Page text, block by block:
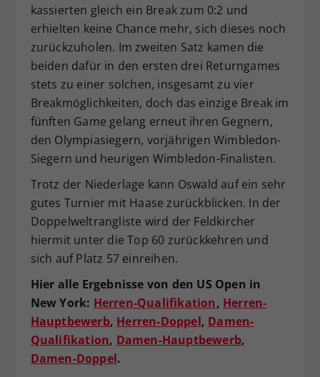
kassierten gleich ein Break zum 0:2 und
erhielten keine Chance mehr, sich dieses noch
zurückzuholen. Im zweiten Satz kamen die
beiden dafür in den ersten drei Returngames
stets zu einer solchen, insgesamt zu vier
Breakmöglichkeiten, doch das einzige Break im
fünften Game gelang erneut ihren Gegnern,
den Olympiasiegern, vorjährigen Wimbledon-
Siegern und heurigen Wimbledon-Finalisten.
Trotz der Niederlage kann Oswald auf ein sehr
gutes Turnier mit Haase zurückblicken. In der
Doppelweltrangliste wird der Feldkircher
hiermit unter die Top 60 zurückkehren und
sich auf Platz 57 einreihen.
Hier alle Ergebnisse von den US Open in
New York: Herren-Qualifikation, Herren-
Hauptbewerb, Herren-Doppel, Damen-
Qualifikation, Damen-Hauptbewerb,
Damen-Doppel.